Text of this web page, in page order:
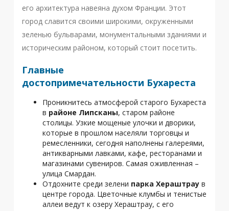
его архитектура навеяна духом Франции. Этот
город славится своими широкими, окруженными
зеленью бульварами, монументальными зданиями и
историческим районом, который стоит посетить.
Главные
достопримечательности Бухареста
Проникнитесь атмосферой старого Бухареста
в районе Липсканы, старом районе
столицы. Узкие мощеные улочки и дворики,
которые в прошлом населяли торговцы и
ремесленники, сегодня наполнены галереями,
антикварными лавками, кафе, ресторанами и
магазинами сувениров. Самая оживленная –
улица Смардан.
Отдохните среди зелени парка Хераштраув
центре города. Цветочные клумбы и тенистые
аллеи ведут к озеру Хераштрау, с его